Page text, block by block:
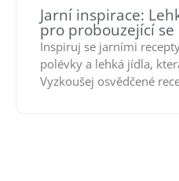
Jarní inspirace:
pro probouzející
Inspiruj se jarními
polévky a lehká jídla,
Vyzkoušej osvědčené